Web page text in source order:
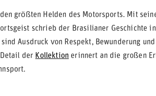
größten Helden des Motorsports. Mit
schrieb der Brasilianer Geschichte
Ausdruck von Respekt, Bewunderung
der Kollektion erinnert an die großen